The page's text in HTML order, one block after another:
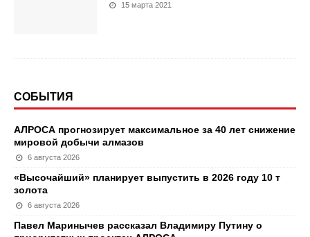
15 марта 2021
СОБЫТИЯ
АЛРОСА прогнозирует максимальное за 40 лет снижение
мировой добычи алмазов
6 августа 2026
«Высочайший» планирует выпустить в 2026 году 10 т
золота
6 августа 2026
Павел Маринычев рассказал Владимиру Путину о